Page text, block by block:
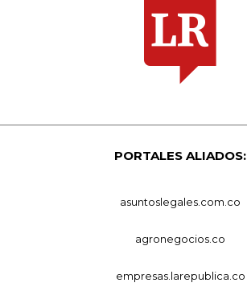
PORTALES ALIADOS:
asuntoslegales.com.co
agronegocios.co
empresas.larepublica.co